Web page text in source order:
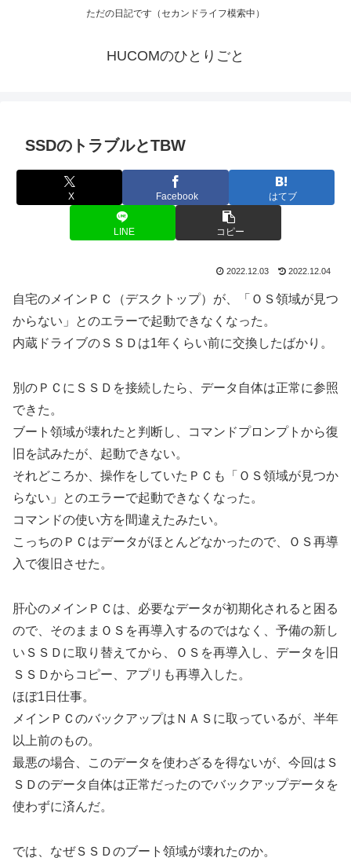
ただの日記です（セカンドライフ模索中）
HUCOMのひとりごと
SSDのトラブルとTBW
X Facebook はてブ
LINE コピー
2022.12.03 2022.12.04
自宅のメインＰＣ（デスクトップ）が、「ＯＳ領域が見つ
からない」とのエラーで起動できなくなった。
内蔵ドライブのＳＳＤは1年くらい前に交換したばかり。
別のＰＣにＳＳＤを接続したら、データ自体は正常に参照
できた。
ブート領域が壊れたと判断し、コマンドプロンプトから復
旧を試みたが、起動できない。
それどころか、操作をしていたＰＣも「ＯＳ領域が見つか
らない」とのエラーで起動できなくなった。
コマンドの使い方を間違えたみたい。
こっちのＰＣはデータがほとんどなかったので、ＯＳ再導
入で復旧させた。
肝心のメインＰＣは、必要なデータが初期化されると困る
ので、そのままＯＳを再導入するのではなく、予備の新し
いＳＳＤに取り替えてから、ＯＳを再導入し、データを旧
ＳＳＤからコピー、アプリも再導入した。
ほぼ1日仕事。
メインＰＣのバックアップはＮＡＳに取っているが、半年
以上前のもの。
最悪の場合、このデータを使わざるを得ないが、今回はＳ
ＳＤのデータ自体は正常だったのでバックアップデータを
使わずに済んだ。
では、なぜＳＳＤのブート領域が壊れたのか。